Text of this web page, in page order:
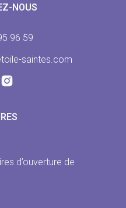
NOUS
96 59
saintes.com
d’ouverture de